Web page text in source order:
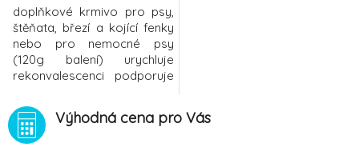
doplňkové krmivo pro psy,
štěňata, březí a kojící fenky
nebo pro nemocné psy
(120g balení) urychluje
rekonvalescenci podporuje
lesklou srst Použití: 2cm
pasty/ 5kg hmotnosti denně
podávejte přímo do tlamy,
Výhodná cena pro Vás